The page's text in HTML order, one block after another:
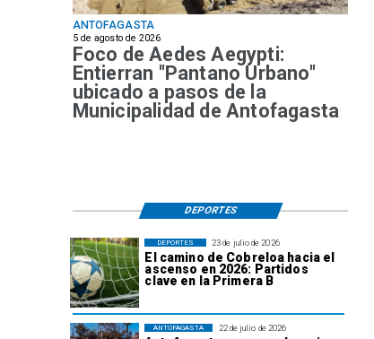
ANTOFAGASTA
5 de agosto de 2026
Foco de Aedes Aegypti:
Entierran "Pantano Urbano"
ubicado a pasos de la
Municipalidad de Antofagasta
23 de julio de 2026
El camino de Cobreloa hacia el
ascenso en 2026: Partidos
clave en la Primera B
DEPORTES
22 de julio de 2026
ANTOFAGASTA
DEPORTES